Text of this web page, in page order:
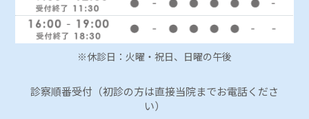
※休診日：火曜・祝日、日曜の午後
診察順番受付（初診の方は直接当院までお電話くださ
い）